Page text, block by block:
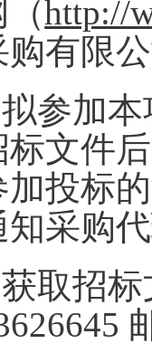
（http://
购有限
参加
标文件
加投标
知采购代
取招